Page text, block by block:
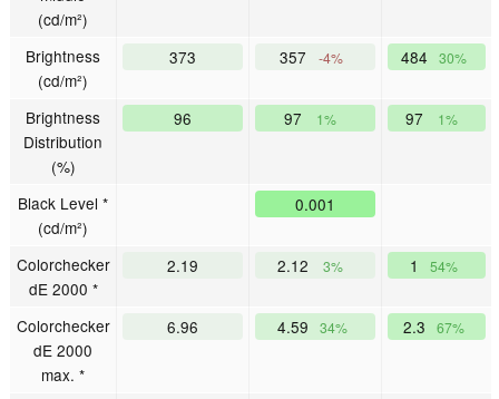
(cd/m²)
Brightness
(cd/m²)
373 357 -4% 484 30%
Brightness
Distribution
(%)
96 97 1% 97 1%
Black Level *
(cd/m²)
0.001
Colorchecker
dE 2000 *
2.19 2.12 3% 1 54%
Colorchecker
dE 2000
max. *
6.96 4.59 34% 2.3 67%